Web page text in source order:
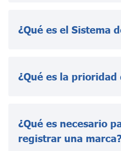
¿Qué es el Sistema
¿Qué es la prioridad
¿Qué es necesario
registrar una